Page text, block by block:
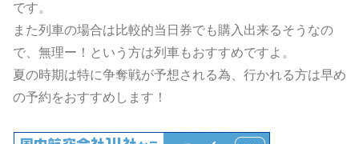
です。
また列車の場合は比較的当日券でも購入出来るそうなの
で、無理ー！という方は列車もおすすめですよ。
夏の時期は特に争奪戦が予想される為、行かれる方は早め
の予約をおすすめします！